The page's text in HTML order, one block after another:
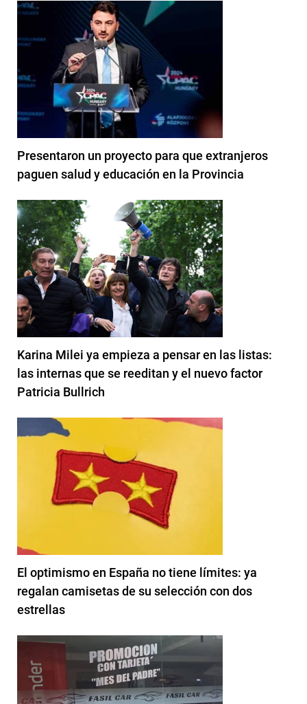
Presentaron un proyecto para que extranjeros
paguen salud y educación en la Provincia
Karina Milei ya empieza a pensar en las listas:
las internas que se reeditan y el nuevo factor
Patricia Bullrich
El optimismo en España no tiene límites: ya
regalan camisetas de su selección con dos
estrellas